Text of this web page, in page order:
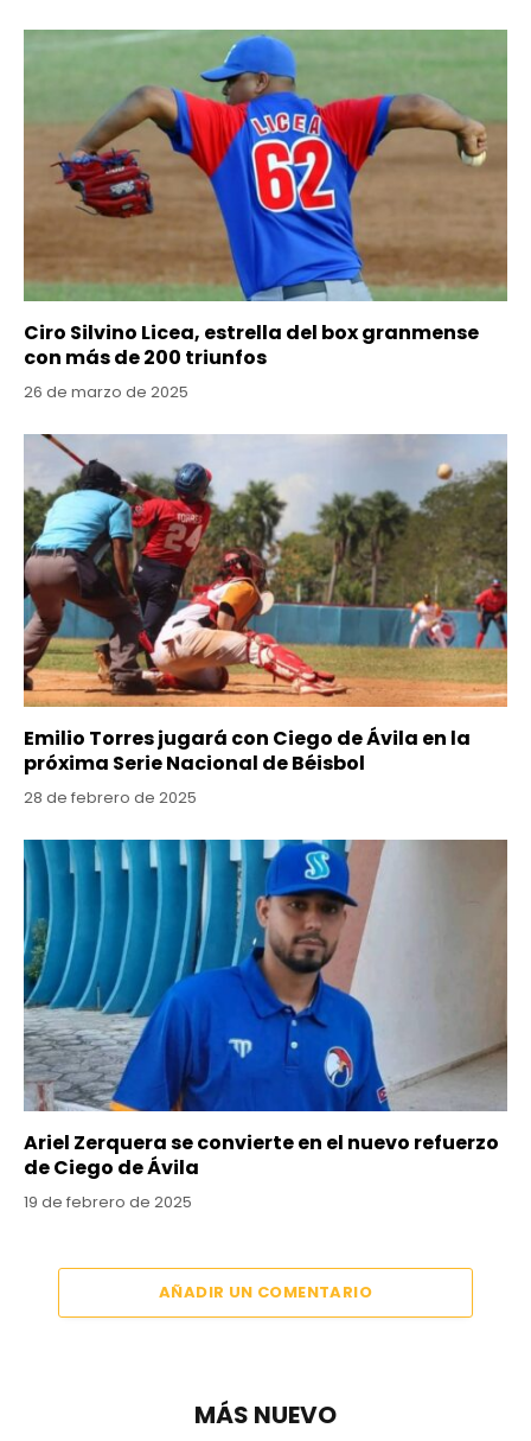
Ciro Silvino Licea, estrella del box granmense
con más de 200 triunfos
26 de marzo de 2025
Emilio Torres jugará con Ciego de Ávila en la
próxima Serie Nacional de Béisbol
28 de febrero de 2025
Ariel Zerquera se convierte en el nuevo refuerzo
de Ciego de Ávila
19 de febrero de 2025
AÑADIR UN COMENTARIO
MÁS NUEVO